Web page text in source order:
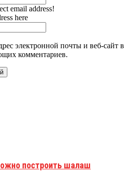
email address!
here
электронной почты и веб-сайт в
комментариев.
построить шалаш